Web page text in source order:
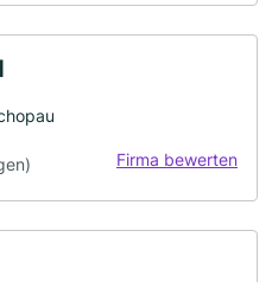
Firma bewerten